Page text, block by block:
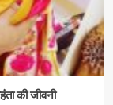
की जीवनी